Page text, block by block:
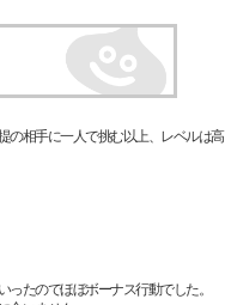
の相手に一人で挑む以上、レベルは高
たのでほぼボーナス行動でした。